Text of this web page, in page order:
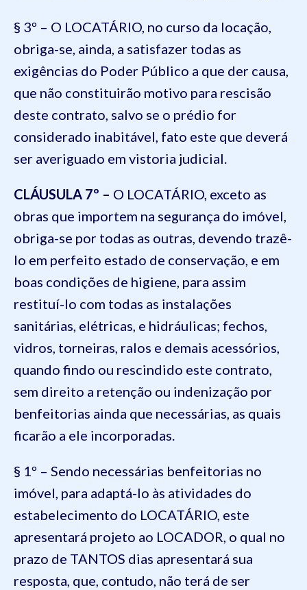
§ 3º – O LOCATÁRIO, no curso da locação,
obriga-se, ainda, a satisfazer todas as
exigências do Poder Público a que der causa,
que não constituirão motivo para rescisão
deste contrato, salvo se o prédio for
considerado inabitável, fato este que deverá
ser averiguado em vistoria judicial.
CLÁUSULA 7º – O LOCATÁRIO, exceto as
obras que importem na segurança do imóvel,
obriga-se por todas as outras, devendo trazê-
lo em perfeito estado de conservação, e em
boas condições de higiene, para assim
restituí-lo com todas as instalações
sanitárias, elétricas, e hidráulicas; fechos,
vidros, torneiras, ralos e demais acessórios,
quando findo ou rescindido este contrato,
sem direito a retenção ou indenização por
benfeitorias ainda que necessárias, as quais
ficarão a ele incorporadas.
§ 1º – Sendo necessárias benfeitorias no
imóvel, para adaptá-lo às atividades do
estabelecimento do LOCATÁRIO, este
apresentará projeto ao LOCADOR, o qual no
prazo de TANTOS dias apresentará sua
resposta, que, contudo, não terá de ser